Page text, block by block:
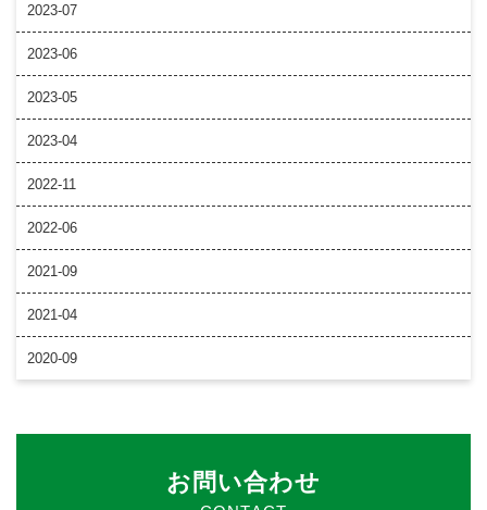
2023-07
2023-06
2023-05
2023-04
2022-11
2022-06
2021-09
2021-04
2020-09
お問い合わせ